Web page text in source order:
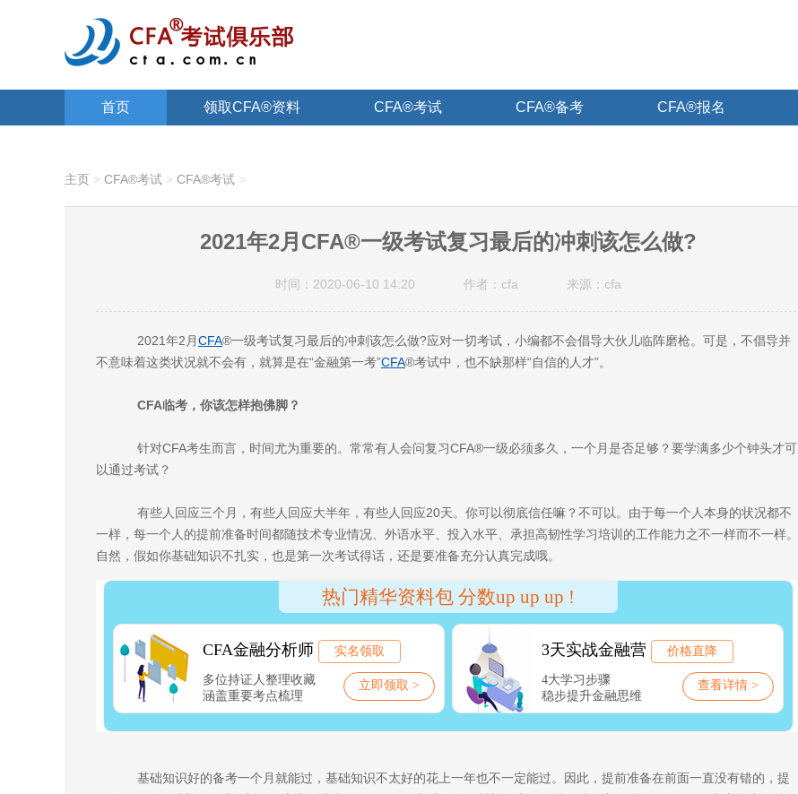
首页 领取CFA®资料 CFA®考试 CFA®备考 CFA®报名
主页 > CFA®考试 > CFA®考试 >
2021年2月CFA®一级考试复习最后的冲刺该怎么做?
时间：2020-06-10 14:20 作者：cfa 来源：cfa
2021年2月CFA®一级考试复习最后的冲刺该怎么做?应对一切考试，小编都不会倡导大伙儿临阵磨枪。可是，不倡导并
不意味着这类状况就不会有，就算是在“金融第一考”CFA®考试中，也不缺那样“自信的人才”。
CFA临考，你该怎样抱佛脚？
针对CFA考生而言，时间尤为重要的。常常有人会问复习CFA®一级必须多久，一个月是否足够？要学满多少个钟头才可
以通过考试？
有些人回应三个月，有些人回应大半年，有些人回应20天。你可以彻底信任嘛？不可以。由于每一个人本身的状况都不
一样，每一个人的提前准备时间都随技术专业情况、外语水平、投入水平、承担高韧性学习培训的工作能力之不一样而不一样。
自然，假如你基础知识不扎实，也是第一次考试得话，还是要准备充分认真完成哦。
基础知识好的备考一个月就能过，基础知识不太好的花上一年也不一定能过。因此，提前准备在前面一直没有错的，提